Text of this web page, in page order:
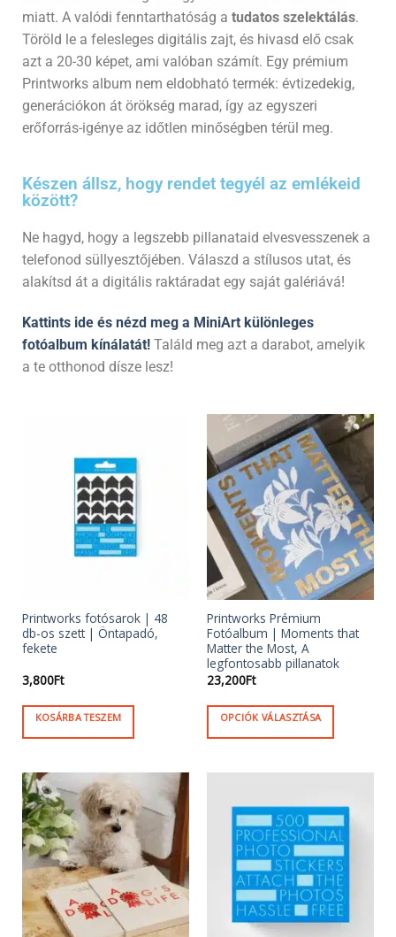
miatt. A valódi fenntarthatóság a tudatos szelektálás.
Töröld le a felesleges digitális zajt, és hivasd elő csak
azt a 20-30 képet, ami valóban számít. Egy prémium
Printworks album nem eldobható termék: évtizedekig,
generációkon át örökség marad, így az egyszeri
erőforrás-igénye az időtlen minőségben térül meg.
Készen állsz, hogy rendet tegyél az emlékeid
között?
Ne hagyd, hogy a legszebb pillanataid elvesvesszenek a
telefonod süllyesztőjében. Válaszd a stílusos utat, és
alakítsd át a digitális raktáradat egy saját galériává!
Kattints ide és nézd meg a MiniArt különleges
fotóalbum kínálatát! Találd meg azt a darabot, amelyik
a te otthonod dísze lesz!
Printworks fotósarok | 48
db-os szett | Öntapadó,
fekete
3,800Ft
KOSÁRBA TESZEM
Printworks Prémium
Fotóalbum | Moments that
Matter the Most, A
legfontosabb pillanatok
23,200Ft
OPCIÓK VÁLASZTÁSA